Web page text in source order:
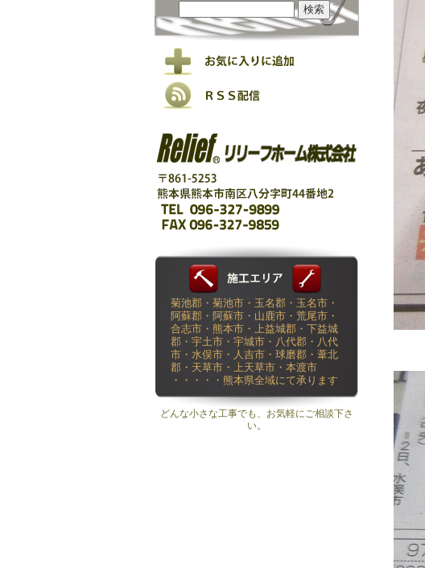
菊池郡・菊池市・玉名郡・玉名市・
阿蘇郡・阿蘇市・山鹿市・荒尾市・
合志市・熊本市・上益城郡・下益城
郡・宇土市・宇城市・八代郡・八代
市・水俣市・人吉市・球磨郡・葦北
郡・天草市・上天草市・本渡市
・・・・・熊本県全域にて承ります
どんな小さな工事でも、お気軽にご相談下さ
い。